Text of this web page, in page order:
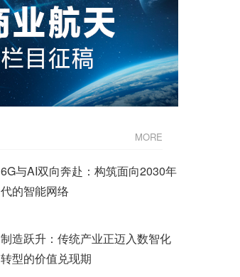
MORE
6G与AI双向奔赴：构筑面向2030年
代的智能网络
制造跃升：传统产业正迈入数智化
转型的价值兑现期